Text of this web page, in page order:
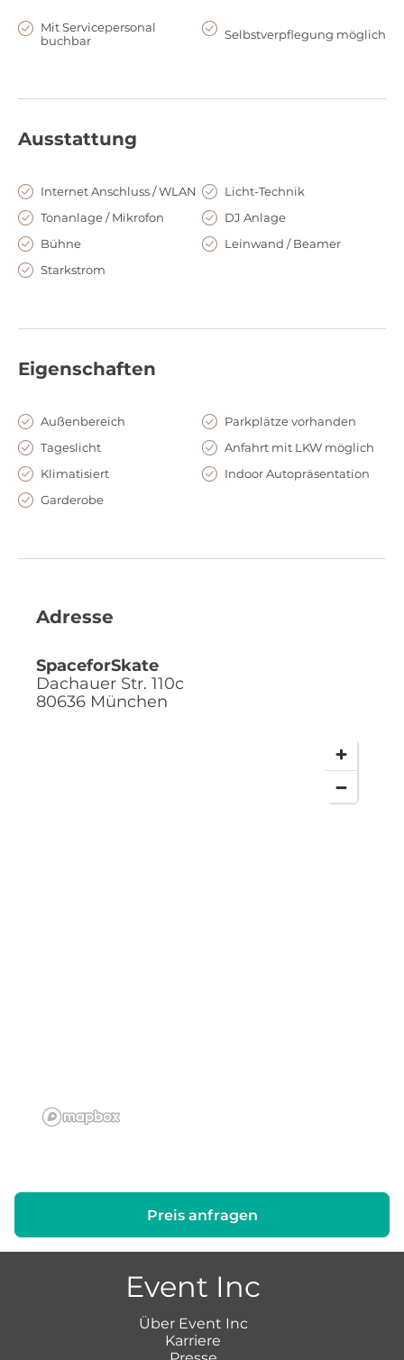
Produktpräsentationen bis hin zu Foto- und Videodrehs wird
Austausch – perfekt für Gruppen, die Impulse suchen und klar
lebendigen Erlebnis mit echtem Vibe.
Mit Servicepersonal
buchbar
Selbstverpflegung möglich
Ausstattung
Internet Anschluss / WLAN
Licht-Technik
Tonanlage / Mikrofon
DJ Anlage
Bühne
Leinwand / Beamer
Starkstrom
Eigenschaften
Außenbereich
Parkplätze vorhanden
Tageslicht
Anfahrt mit LKW möglich
Klimatisiert
Indoor Autopräsentation
Garderobe
Adresse
SpaceforSkate
Dachauer Str. 110c
80636 München
Preis anfragen
Event Inc
Über Event Inc
Karriere